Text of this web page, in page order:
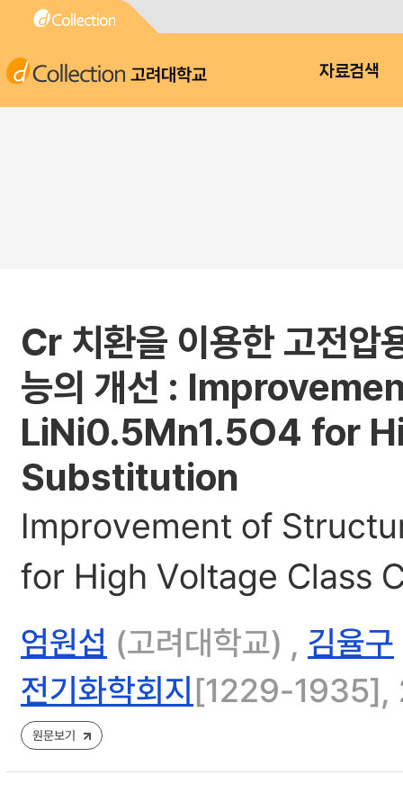
고려대학교 자료검색
Cr 치환을 이용한 고전
능의 개선 :
LiNi0.5Mn1.5O4 for
Substitution
Improvement of
for High Voltage Class
엄원섭 (고려대학교) , 김율구
전기화학회지[1229-
원문보기